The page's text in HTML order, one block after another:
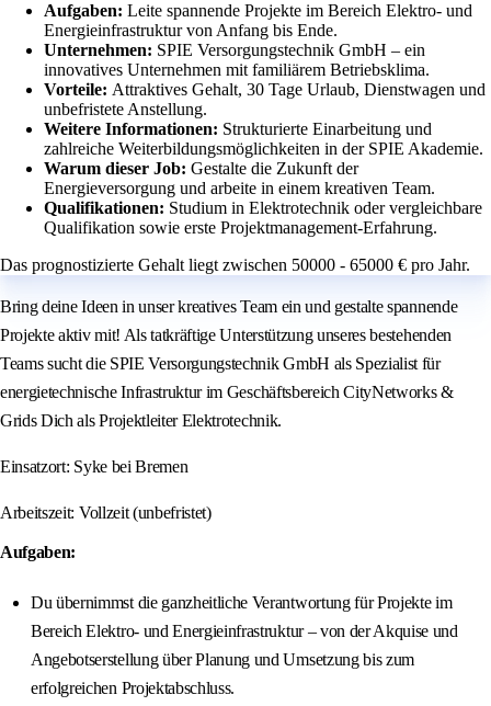
Aufgaben: Leite spannende Projekte im Bereich Elektro- und
Energieinfrastruktur von Anfang bis Ende.
Unternehmen: SPIE Versorgungstechnik GmbH – ein
innovatives Unternehmen mit familiärem Betriebsklima.
Vorteile: Attraktives Gehalt, 30 Tage Urlaub, Dienstwagen und
unbefristete Anstellung.
Weitere Informationen: Strukturierte Einarbeitung und
zahlreiche Weiterbildungsmöglichkeiten in der SPIE Akademie.
Warum dieser Job: Gestalte die Zukunft der
Energieversorgung und arbeite in einem kreativen Team.
Qualifikationen: Studium in Elektrotechnik oder vergleichbare
Qualifikation sowie erste Projektmanagement-Erfahrung.
Das prognostizierte Gehalt liegt zwischen 50000 - 65000 € pro Jahr.
Bring deine Ideen in unser kreatives Team ein und gestalte spannende
Projekte aktiv mit! Als tatkräftige Unterstützung unseres bestehenden
Teams sucht die SPIE Versorgungstechnik GmbH als Spezialist für
energietechnische Infrastruktur im Geschäftsbereich CityNetworks &
Grids Dich als Projektleiter Elektrotechnik.
Einsatzort: Syke bei Bremen
Arbeitszeit: Vollzeit (unbefristet)
Aufgaben:
Du übernimmst die ganzheitliche Verantwortung für Projekte im
Bereich Elektro- und Energieinfrastruktur – von der Akquise und
Angebotserstellung über Planung und Umsetzung bis zum
erfolgreichen Projektabschluss.